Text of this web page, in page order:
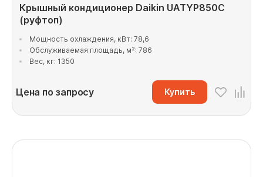
Крышный кондиционер Daikin UATYP850C
(руфтоп)
Мощность охлаждения, кВт: 78,6
Обслуживаемая площадь, м²: 786
Вес, кг: 1350
Цена по запросу Купить